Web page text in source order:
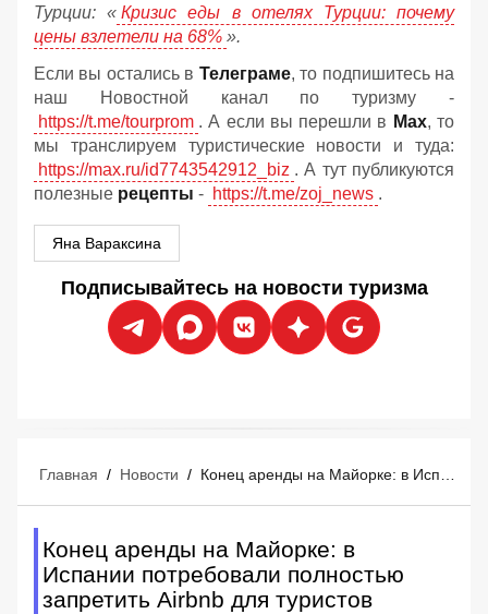
Турции: « Кризис еды в отелях Турции: почему
цены взлетели на 68% ».
Если вы остались в Телеграме, то подпишитесь на
наш Новостной канал по туризму -
https://t.me/tourprom . А если вы перешли в Мах, то
мы транслируем туристические новости и туда:
https://max.ru/id7743542912_biz . А тут публикуются
полезные рецепты - https://t.me/zoj_news .
Яна Вараксина
Подписывайтесь на новости туризма
Главная / Новости / Конец аренды на Майорке: в Испании потребовали полностью запретить Airbnb для туристов
Конец аренды на Майорке: в
Испании потребовали полностью
запретить Airbnb для туристов